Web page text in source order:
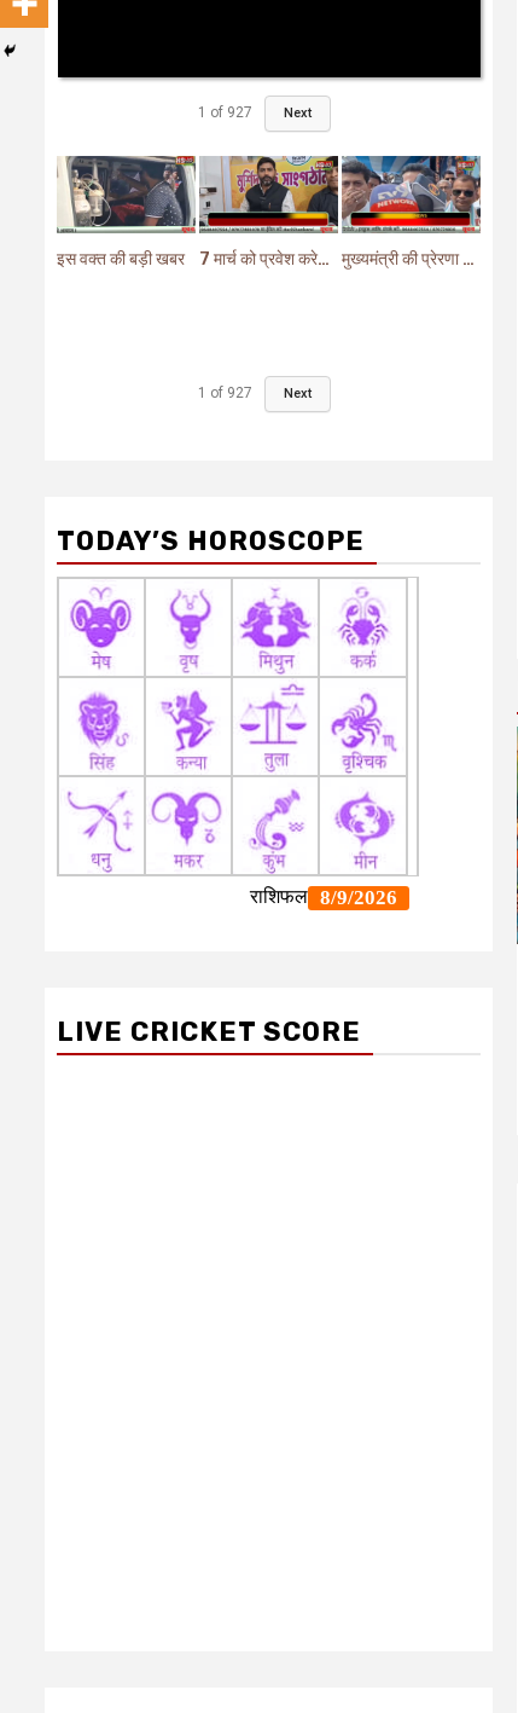
1 of 927 Next
इस वक्त की बड़ी खबर 7 मार्च को प्रवेश करेगा मुर्शिदाबाद में बीजेपी का परिवर्तन यात्रा रथ मुख्यमंत्री की प्रेरणा से दो महत्वपूर्ण योजनाओं का हुआ शिलान्यास
1 of 927 Next
TODAY’S HOROSCOPE
LIVE CRICKET SCORE